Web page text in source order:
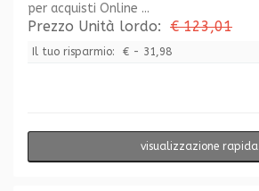
per acquisti Online ...
Prezzo Unità lordo: € 123,01
Il tuo risparmio: € - 31,98
visualizzazione rapida